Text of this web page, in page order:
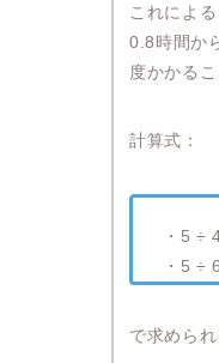
これによ
0.8時間か
度かかる
計算式：
・5 ÷
・5 ÷
で求められ